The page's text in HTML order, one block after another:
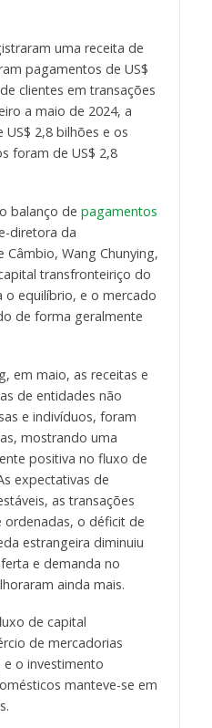
uma receita de
pagamentos de US$
clientes em transações
a maio de 2024, a
2,8 bilhões e os
foram de US$ 2,8
balanço de pagamentos
diretora da
Câmbio, Wang Chunying,
transfronteiriço do
o equilíbrio, e o mercado
de forma geralmente
em maio, as receitas e
de entidades não
e indivíduos, foram
mostrando uma
positiva no fluxo de
expectativas de
as transações
ordenadas, o déficit de
estrangeira diminuiu
e demanda no
ainda mais.
de capital
de mercadorias
o investimento
manteve-se em